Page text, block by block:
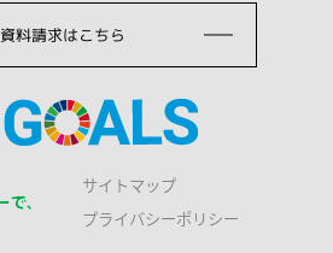
資料請求はこちら
サイトマップ
プライバシーポリシー